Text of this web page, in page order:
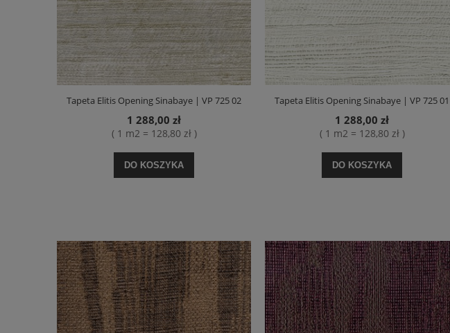
Tapeta Elitis Opening Sinabaye | VP 725 02
1 288,00 zł
( 1 m2 = 128,80 zł )
DO KOSZYKA
Tapeta Elitis Opening Sinabaye | VP 725 01
1 288,00 zł
( 1 m2 = 128,80 zł )
DO KOSZYKA